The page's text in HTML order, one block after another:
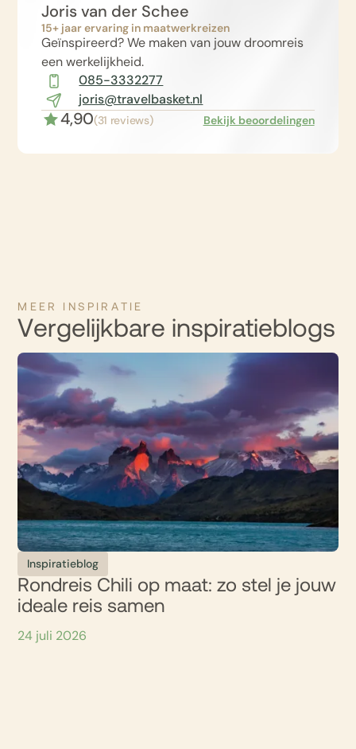
Joris van der Schee
15+ jaar ervaring in maatwerkreizen
Geïnspireerd? We maken van jouw droomreis
een werkelijkheid.
085-3332277
joris@travelbasket.nl
4,90(31 reviews) Bekijk beoordelingen
MEER INSPIRATIE
Vergelijkbare inspiratieblogs
Inspiratieblog
Rondreis Chili op maat: zo stel je jouw
ideale reis samen
24 juli 2026